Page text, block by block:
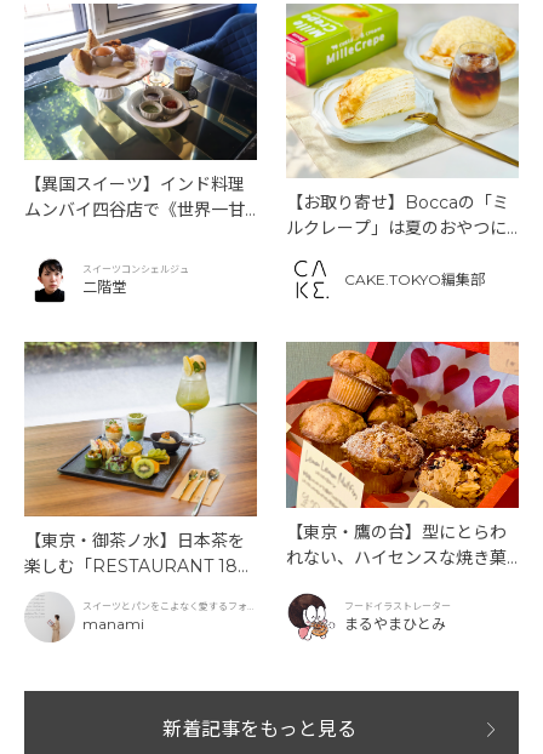
【異国スイーツ】インド料理
ムンバイ四谷店で《世界一甘
ー》を味わうスイーツコンシェルジュ
二階堂
【お取り寄せ】Boccaの「ミ
ルクレープ」は夏のおやつに
CAKE.TOKYO編集部
【東京・御茶ノ水】日本茶を
楽しむ「RESTAURANT 189
9 OCHANOMIZU」の抹茶ア
フタヌーンティーと新作クリ
ームソーダ
スイーツとパンをこよなく愛するフォト
グラファー
manami
【東京・鷹の台】型にとらわ
れない、ハイセンスな焼き菓
フードイラストレーター
まるやまひとみ
新着記事をもっと見る